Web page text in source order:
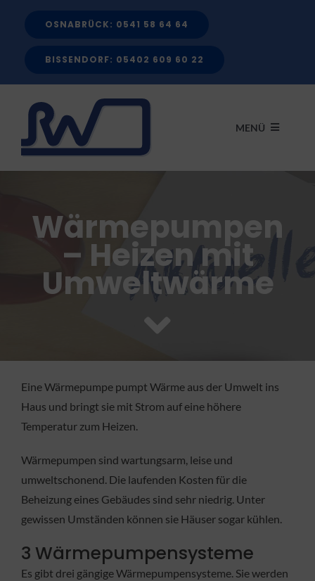
OSNABRÜCK: 0541 58 64 64
BISSENDORF: 05402 609 60 22
MENÜ
LEISTUNGEN
FÖRDERMITTEL
FACHBETRIEB
KONTAKT
Wärmepumpen
– Heizen mit
Umweltwärme
Eine Wärmepumpe pumpt Wärme aus der Umwelt ins
Haus und bringt sie mit Strom auf eine höhere
Temperatur zum Heizen.
Wärmepumpen sind wartungsarm, leise und
umweltschonend. Die laufenden Kosten für die
Beheizung eines Gebäudes sind sehr niedrig. Unter
gewissen Umständen können sie Häuser sogar kühlen.
3 Wärmepumpensysteme
Es gibt drei gängige Wärmepumpensysteme. Sie werden